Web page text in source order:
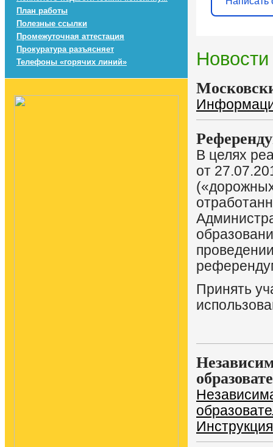
План работы
Полезные ссылки
Промежуточная аттестация
Прокуратура разъясняет
Телефоны «горячих линий»
Новости
В целях
от
Принять
Инструкция